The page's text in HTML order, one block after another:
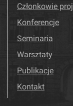
Członkowie
Konferencje
Seminaria
Warsztaty
Publikacje
Kontakt